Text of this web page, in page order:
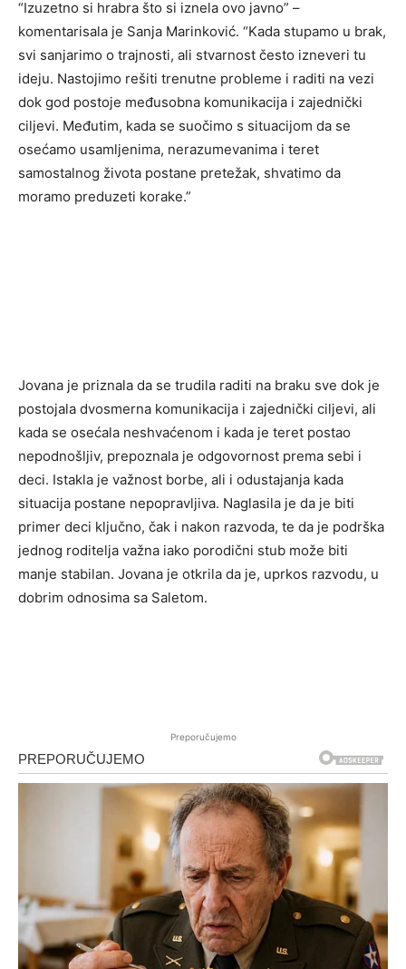
“Izuzetno si hrabra što si iznela ovo javno” –
komentarisala je Sanja Marinković. “Kada stupamo u brak,
svi sanjarimo o trajnosti, ali stvarnost često izneveri tu
ideju. Nastojimo rešiti trenutne probleme i raditi na vezi
dok god postoje međusobna komunikacija i zajednički
ciljevi. Međutim, kada se suočimo s situacijom da se
osećamo usamljenima, nerazumevanima i teret
samostalnog života postane pretežak, shvatimo da
moramo preduzeti korake.”
Jovana je priznala da se trudila raditi na braku sve dok je
postojala dvosmerna komunikacija i zajednički ciljevi, ali
kada se osećala neshvaćenom i kada je teret postao
nepodnošljiv, prepoznala je odgovornost prema sebi i
deci. Istakla je važnost borbe, ali i odustajanja kada
situacija postane nepopravljiva. Naglasila je da je biti
primer deci ključno, čak i nakon razvoda, te da je podrška
jednog roditelja važna iako porodični stub može biti
manje stabilan. Jovana je otkrila da je, uprkos razvodu, u
dobrim odnosima sa Saletom.
Preporučujemo